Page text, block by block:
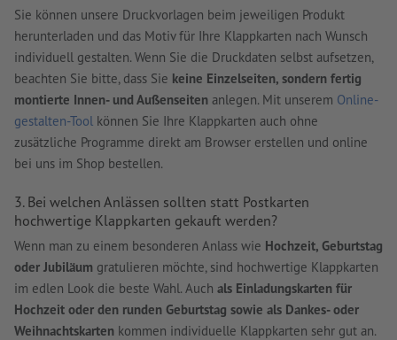
Sie können unsere Druckvorlagen beim jeweiligen Produkt
herunterladen und das Motiv für Ihre Klappkarten nach Wunsch
individuell gestalten. Wenn Sie die Druckdaten selbst aufsetzen,
beachten Sie bitte, dass Sie keine Einzelseiten, sondern fertig
montierte Innen- und Außenseiten anlegen. Mit unserem Online-
gestalten-Tool können Sie Ihre Klappkarten auch ohne
zusätzliche Programme direkt am Browser erstellen und online
bei uns im Shop bestellen.
3. Bei welchen Anlässen sollten statt Postkarten
hochwertige Klappkarten gekauft werden?
Wenn man zu einem besonderen Anlass wie Hochzeit, Geburtstag
oder Jubiläum gratulieren möchte, sind hochwertige Klappkarten
im edlen Look die beste Wahl. Auch als Einladungskarten für
Hochzeit oder den runden Geburtstag sowie als Dankes- oder
Weihnachtskarten kommen individuelle Klappkarten sehr gut an.